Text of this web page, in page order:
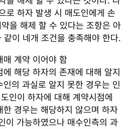
로 하자 발생 시 매도인에게 손
을 해제 할 수 있다는 조항은 아
같이 네개 조건을 충족해야 한다.
매 계약 이어야 함
해당 하자의 존재에 대해 알지
의 과실로 알지 못한 경우는 인
인이 하자에 대해 계약시점에
한 경우는 해당하지 않으며 하자
이 가능하였으나 매수인측의 과